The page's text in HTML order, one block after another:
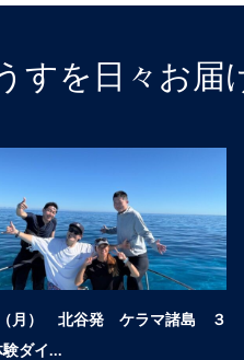
すを日々お届
（月） 北谷発 ケラマ諸島 ３
ダイ...